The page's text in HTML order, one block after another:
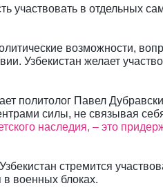
участвовать в отдельных
возможности,
Узбекистан желает
политолог Павел
силы, не связывая
наследия, – это
стремится
военных блоках.